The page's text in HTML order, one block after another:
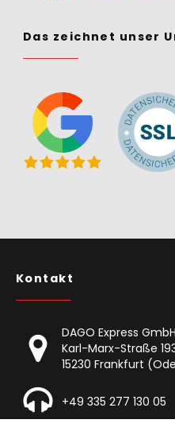
Das zeichnet unser
Kontakt
DAGO Express GmbH
Karl-Marx-Straße
15230 Frankfurt
+49 335 277 130 05